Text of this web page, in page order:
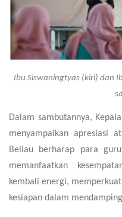
Ibu Siswaningtyas (kiri) dan
Dalam sambutannya,
menyampaikan apresiasi
Beliau berharap para
memanfaatkan
kembali energi,
kesiapan dalam